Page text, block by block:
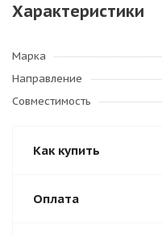
Характеристики
Марка
Направление
Совместимость
Как купить
Оплата